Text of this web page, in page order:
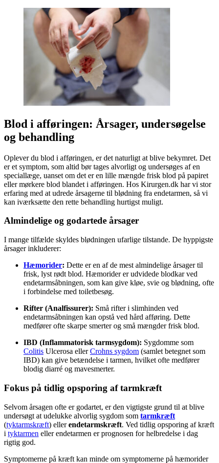
Blod i afføringen: Årsager, undersøgelse
og behandling
Oplever du blod i afføringen, er det naturligt at blive bekymret. Det
er et symptom, som altid bør tages alvorligt og undersøges af en
speciallæge, uanset om det er en lille mængde frisk blod på papiret
eller mørkere blod blandet i afføringen. Hos Kirurgen.dk har vi stor
erfaring med at udrede årsagerne til blødning fra endetarmen, så vi
kan iværksætte den rette behandling hurtigst muligt.
Almindelige og godartede årsager
I mange tilfælde skyldes blødningen ufarlige tilstande. De hyppigste
årsager inkluderer:
Hæmorider: Dette er en af de mest almindelige årsager til
frisk, lyst rødt blod. Hæmorider er udvidede blodkar ved
endetarmsåbningen, som kan give kløe, svie og blødning, ofte
i forbindelse med toiletbesøg.
Rifter (Analfissurer): Små rifter i slimhinden ved
endetarmsåbningen kan opstå ved hård afføring. Dette
medfører ofte skarpe smerter og små mængder frisk blod.
IBD (Inflammatorisk tarmsygdom): Sygdomme som
Colitis Ulcerosa ellerCrohns sygdom (samlet betegnet som
IBD) kan give betændelse i tarmen, hvilket ofte medfører
blodig diarré og mavesmerter.
Fokus på tidlig opsporing af tarmkræft
Selvom årsagen ofte er godartet, er den vigtigste grund til at blive
undersøgt at udelukke alvorlig sygdom som tarmkræft
(tyktarmskræft) ellerendetarmskræft. Ved tidlig opsporing af kræft
i tyktarmen eller endetarmen er prognosen for helbredelse i dag
rigtig god.
Symptomerne på kræft kan minde om symptomerne på hæmorider